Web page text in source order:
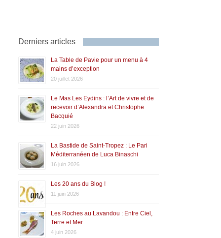
Derniers articles
La Table de Pavie pour un menu à 4
mains d’exception
20 juillet 2026
Le Mas Les Eydins : l’Art de vivre et de
recevoir d’Alexandra et Christophe
Bacquié
22 juin 2026
La Bastide de Saint-Tropez : Le Pari
Méditerranéen de Luca Binaschi
16 juin 2026
Les 20 ans du Blog !
11 juin 2026
Les Roches au Lavandou : Entre Ciel,
Terre et Mer
4 juin 2026